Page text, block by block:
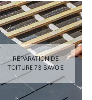
RÉPARATION DE
TOITURE 73 SAVOIE